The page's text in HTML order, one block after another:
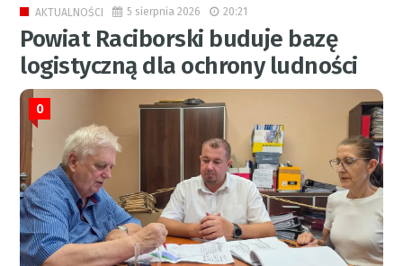
AKTUALNOŚCI 5 sierpnia 2026 20:21
Powiat Raciborski buduje bazę
logistyczną dla ochrony ludności
0